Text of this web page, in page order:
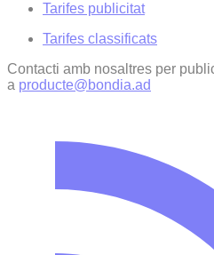
Tarifes publicitat
Tarifes classificats
Contacti amb nosaltres per
a producte@bondia.ad